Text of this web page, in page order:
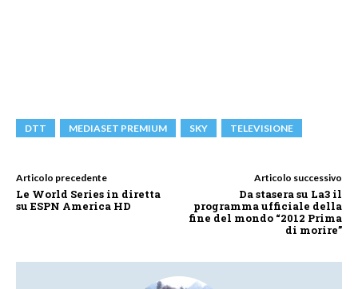
DTT MEDIASET PREMIUM SKY TELEVISIONE
Articolo precedente
Le World Series in diretta
su ESPN America HD
Articolo successivo
Da stasera su La3 il
programma ufficiale della
fine del mondo “2012 Prima
di morire”